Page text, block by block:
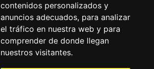
contenidos personalizados y
anuncios adecuados, para analizar
el tráfico en nuestra web y para
comprender de donde llegan
nuestros visitantes.